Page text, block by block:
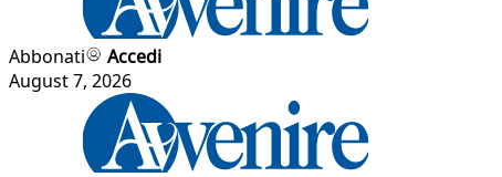
Abbonati
Accedi
August 7, 2026